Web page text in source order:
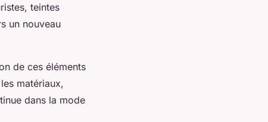
teintes
un nouveau
de ces éléments
matériaux,
dans la mode